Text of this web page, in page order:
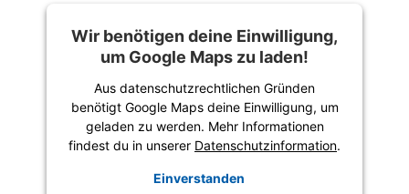
Wir benötigen deine Einwilligung,
um Google Maps zu laden!
Aus datenschutzrechtlichen Gründen
benötigt Google Maps deine Einwilligung, um
geladen zu werden. Mehr Informationen
findest du in unserer Datenschutzinformation.
Einverstanden